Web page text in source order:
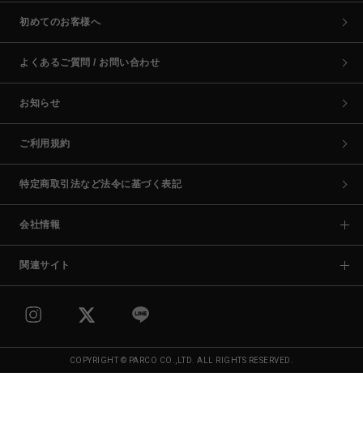
初めてのお客様へ
よくあるご質問 / お問い合わせ
お知らせ
ご利用規約
特定商取引法など法令に基づく表記
会社情報
関連サイト
COPYRIGHT © PARCO CO.,LTD. ALL RIGHTS RESERVED.